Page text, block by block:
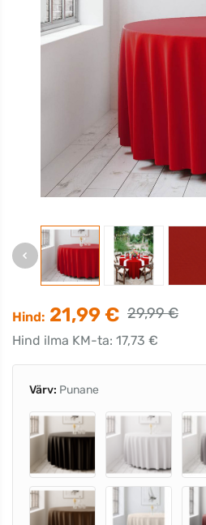
Hind: 21,99 € 29,99 €
Hind ilma KM-ta: 17,73 €
Värv: Punane